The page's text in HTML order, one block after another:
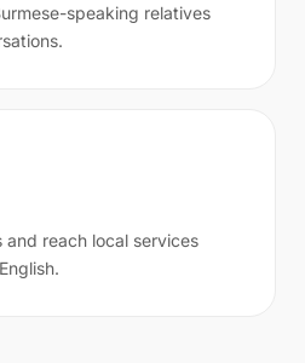
speaking relatives
and reach local services